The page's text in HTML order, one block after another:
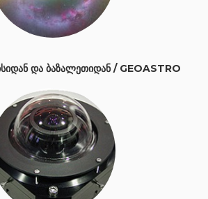
ᲓᲐ ᲑᲐᲖᲐᲚᲔᲗᲘᲓᲐᲜ / GEOASTRO